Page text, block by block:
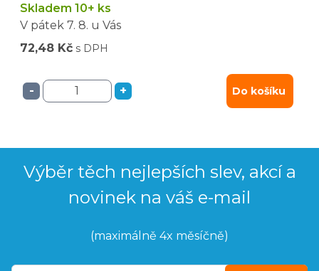
Skladem 10+ ks
V pátek 7. 8. u Vás
72,48 Kč s DPH
- + Do košíku
Výběr těch nejlepších slev, akcí a
novinek na váš e-mail
(maximálně 4x měsíčně)